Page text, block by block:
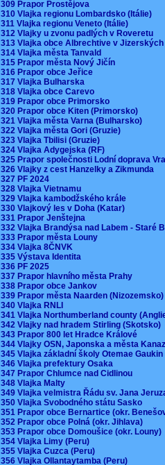
309 Prapor Prostějova
310 Vlajka regionu Lombardsko (Itálie)
311 Vlajka regionu Veneto (Itálie)
312 Vlajky u zvonu padlých v Roveretu
313 Vlajka obce Albrechtive v
314 Vlajka města Tanvald
315 Prapor města Nový Jičín
316 Prapor obce Jeřice
317 Vlajka Bulharska
318 Vlajka obce Carevo
319 Prapor obce Primorsko
320 Prapor obce Kiten (Primorsko)
321 Vlajka města Varna (Bulharsko)
322 Vlajka města Gori (Gruzie)
323 Vlajka Tbilisi (Gruzie)
324 Vlajka Adygejska (RF)
325 Prapor společnosti Lodní doprava
326 Vlajky z cest Hanzelky a Zikmunda
327 PF 2024
328 Vlajka Vietnamu
329 Vlajka kambodžského krále
330 Vlajkový les v Doha (Katar)
331 Prapor Jenštejna
332 Vlajka Brandýsa nad Labem - Staré
333 Prapor města Louny
334 Vlajka 8ČNVK
335 Výstava Identita
336 PF 2025
337 Prapor hlavního města Prahy
338 Prapor obce Jankov
339 Prapor města Naarden
340 Vlajka RNLI
341 Vlajka Northumberland county
342 Vlajky nad hradem Stirling (Skotsko)
343 Prapor 800 let Hradce Králové
344 Vlajky OSN, Japonska a města
345 Vlajka základní školy Otemae
346 Vlajka prefektury Osaka
347 Prapor Chlumce nad Cidlinou
348 Vlajka Malty
349 Vlajka velmistra Řádu sv. Jana
350 Vlajka Svobodného státu Sasko
351 Prapor obce Bernartice (okr.
352 Prapor obce Polná (okr. Jihlava)
353 Prapor obce Domoušice (okr. Louny)
354 Vlajka Limy (Peru)
355 Vlajka Cuzca (Peru)
356 Vlajka Ollantaytamba (Peru)